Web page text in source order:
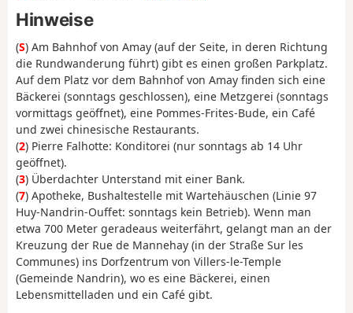
Hinweise
(S) Am Bahnhof von Amay (auf der Seite, in deren Richtung
die Rundwanderung führt) gibt es einen großen Parkplatz.
Auf dem Platz vor dem Bahnhof von Amay finden sich eine
Bäckerei (sonntags geschlossen), eine Metzgerei (sonntags
vormittags geöffnet), eine Pommes-Frites-Bude, ein Café
und zwei chinesische Restaurants.
(2) Pierre Falhotte: Konditorei (nur sonntags ab 14 Uhr
geöffnet).
(3) Überdachter Unterstand mit einer Bank.
(7) Apotheke, Bushaltestelle mit Wartehäuschen (Linie 97
Huy-Nandrin-Ouffet: sonntags kein Betrieb). Wenn man
etwa 700 Meter geradeaus weiterfährt, gelangt man an der
Kreuzung der Rue de Mannehay (in der Straße Sur les
Communes) ins Dorfzentrum von Villers-le-Temple
(Gemeinde Nandrin), wo es eine Bäckerei, einen
Lebensmittelladen und ein Café gibt.